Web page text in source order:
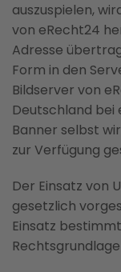
auszuspielen,
von eRecht24
Adresse
Form in den
Bildserver von
Deutschland bei
Banner selbst
zur Verfügung
Der Einsatz von
gesetzlich
Einsatz
Rechtsgrundlage